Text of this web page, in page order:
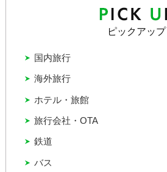
ピックアップ
バス
ホテル・旅館
国内旅行
旅行会社・OTA
海外旅行
鉄道